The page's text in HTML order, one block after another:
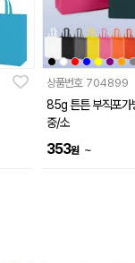
상품번호 704899
85g 튼튼 부직포가
중/소
353원 ~